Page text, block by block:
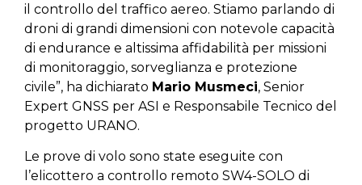
il controllo del traffico aereo. Stiamo parlando di
droni di grandi dimensioni con notevole capacità
di endurance e altissima affidabilità per missioni
di monitoraggio, sorveglianza e protezione
civile”, ha dichiarato Mario Musmeci, Senior
Expert GNSS per ASI e Responsabile Tecnico del
progetto URANO.
Le prove di volo sono state eseguite con
l’elicottero a controllo remoto SW4-SOLO di